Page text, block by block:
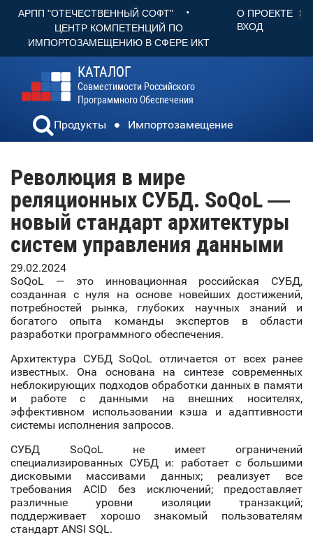
АРПП "ОТЕЧЕСТВЕННЫЙ СОФТ" •
ЦЕНТР КОМПЕТЕНЦИЙ ПО
ИМПОРТОЗАМЕЩЕНИЮ В СФЕРЕ ИКТ
О ПРОЕКТЕ
ВХОД
КАТАЛОГ
Совместимости Российского
Программного Обеспечения
Продукты Импортозамещение
Революция в мире
реляционных СУБД. SoQoL —
новый стандарт архитектуры
систем управления данными
29.02.2024
SoQoL — это инновационная российская СУБД,
созданная с нуля на основе новейших достижений,
потребностей рынка, глубоких научных знаний и
богатого опыта команды экспертов в области
разработки программного обеспечения.
Архитектура СУБД SoQoL отличается от всех ранее
известных. Она основана на синтезе современных
неблокирующих подходов обработки данных в памяти
и работе с данными на внешних носителях,
эффективном использовании кэша и адаптивности
системы исполнения запросов.
СУБД SoQoL не имеет ограничений
специализированных СУБД и: работает с большими
дисковыми массивами данных; реализует все
требования ACID без исключений; предоставляет
различные уровни изоляции транзакций;
поддерживает хорошо знакомый пользователям
стандарт ANSI SQL.